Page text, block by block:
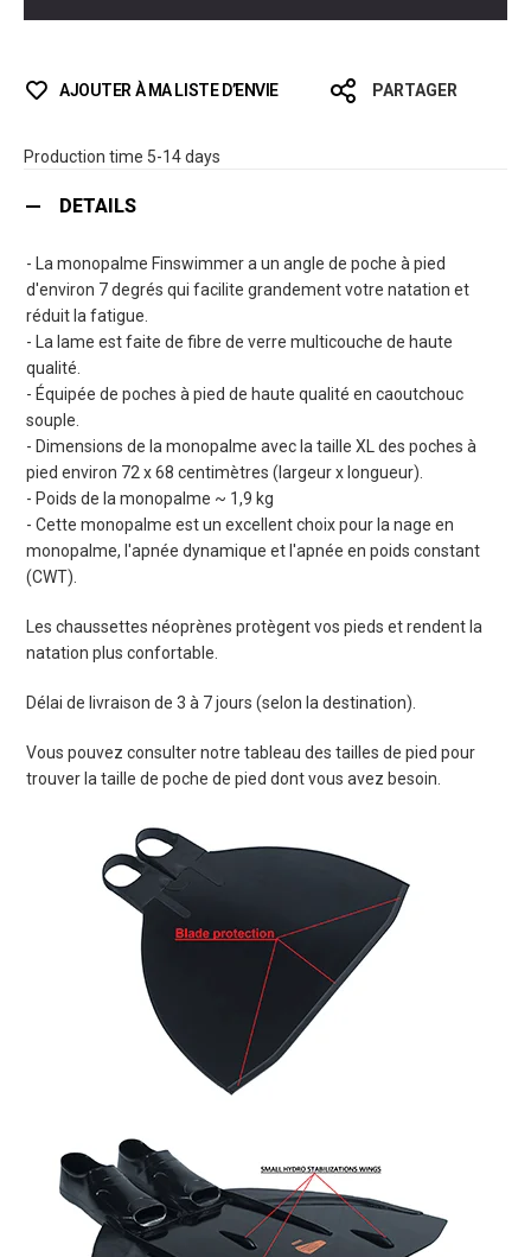
AJOUTER À MA LISTE D’ENVIE PARTAGER
Production time 5-14 days
DETAILS
- La monopalme Finswimmer a un angle de poche à pied
d'environ 7 degrés qui facilite grandement votre natation et
réduit la fatigue.
- La lame est faite de fibre de verre multicouche de haute
qualité.
- Équipée de poches à pied de haute qualité en caoutchouc
souple.
- Dimensions de la monopalme avec la taille XL des poches à
pied environ 72 x 68 centimètres (largeur x longueur).
- Poids de la monopalme ~ 1,9 kg
- Cette monopalme est un excellent choix pour la nage en
monopalme, l'apnée dynamique et l'apnée en poids constant
(CWT).
Les chaussettes néoprènes protègent vos pieds et rendent la
natation plus confortable.
Délai de livraison de 3 à 7 jours (selon la destination).
Vous pouvez consulter notre tableau des tailles de pied pour
trouver la taille de poche de pied dont vous avez besoin.